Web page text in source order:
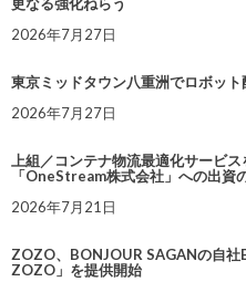
更なる強化ねらう
2026年7月27日
東京ミッドタウン八重洲でロボッ
2026年7月27日
上組／コンテナ物流最適化サービ
「OneStream株式会社」への出資
2026年7月21日
ZOZO、BONJOUR SAGANの自
ZOZO」を提供開始